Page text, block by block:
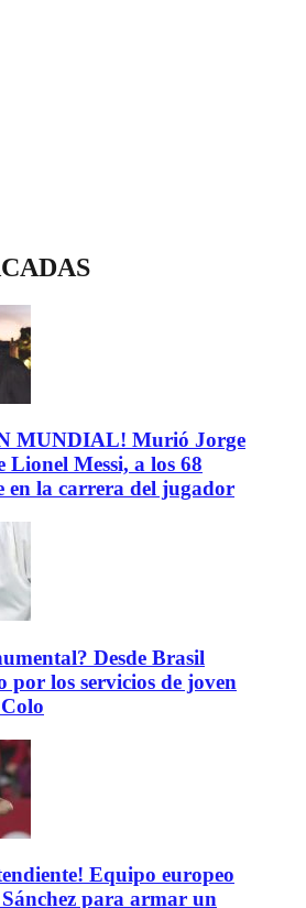
MUNDIAL! Murió Jorge
Lionel Messi, a los 68
en la carrera del jugador
Desde Brasil
por los servicios de joven
Equipo europeo
para armar un